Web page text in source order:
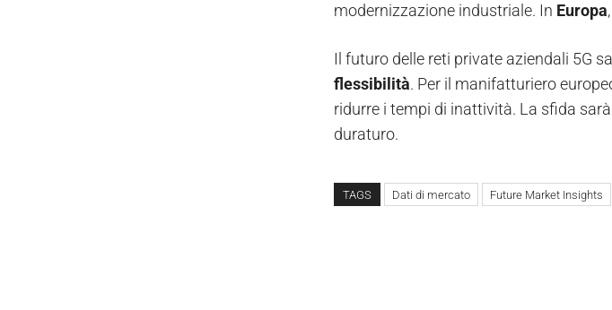
modernizzazione industriale. In Europa
Il futuro delle reti private aziendali 5G
flessibilità. Per il manifatturiero
ridurre i tempi di inattività. La sfida
duraturo.
TAGS Dati di mercato Future Market Insights